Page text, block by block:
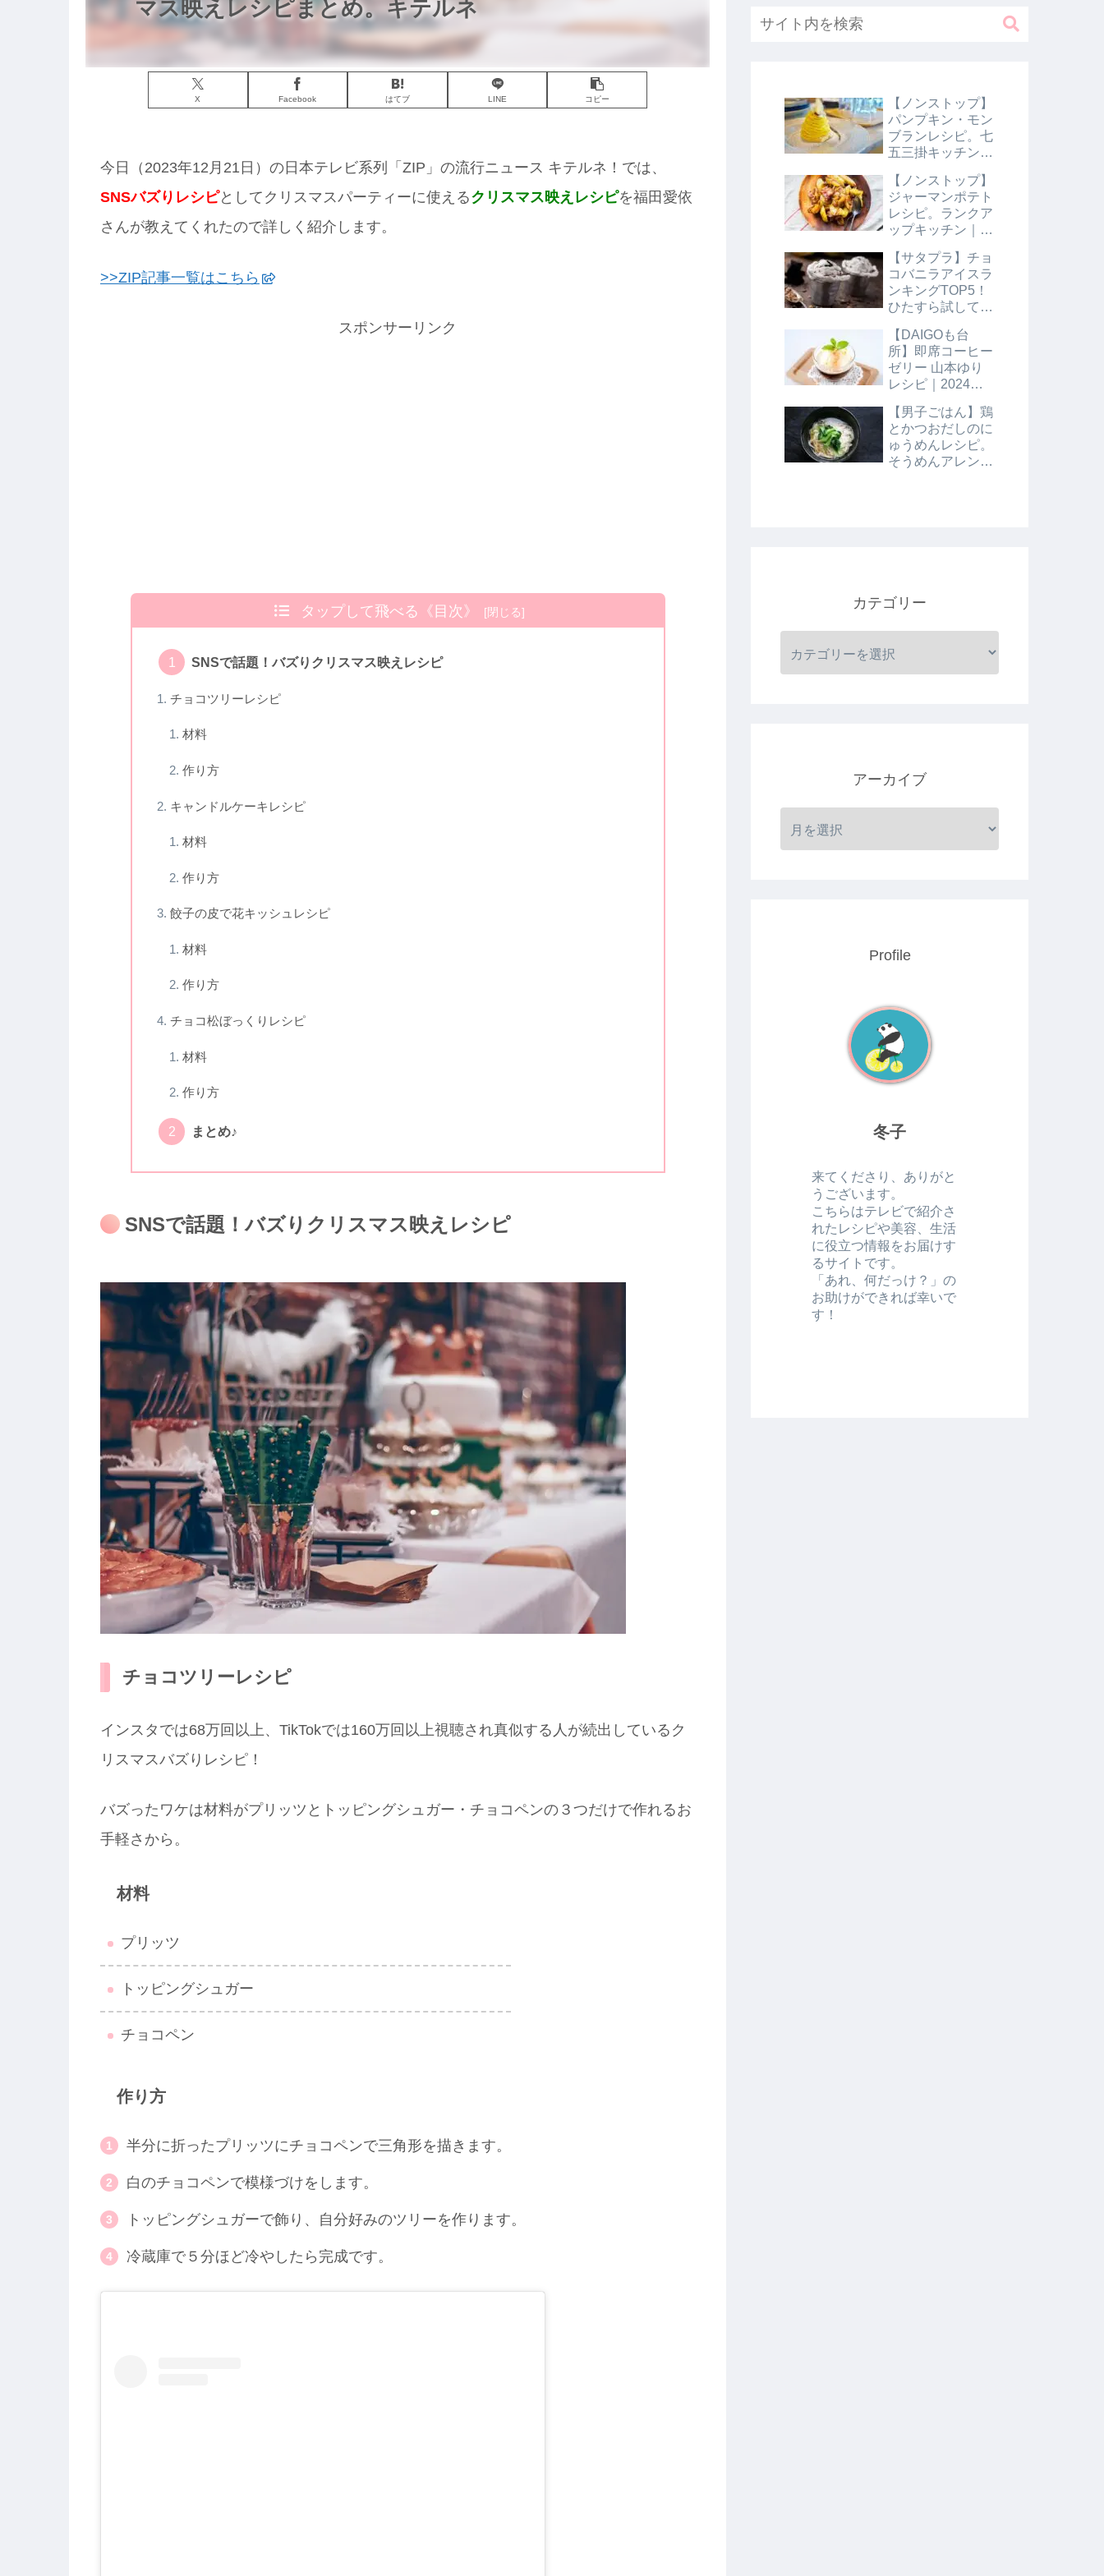
マス映えレシピまとめ。キテルネ
X Facebook はてブ LINE コピー
今日（2023年12月21日）の日本テレビ系列「ZIP」の流行ニュース キテルネ！では、
SNSバズりレシピとしてクリスマスパーティーに使えるクリスマス映えレシピを福田愛依
さんが教えてくれたので詳しく紹介します。
>>ZIP記事一覧はこちら
スポンサーリンク
タップして飛べる《目次》
SNSで話題！バズりクリスマス映えレシピ
チョコツリーレシピ
材料
作り方
キャンドルケーキレシピ
材料
作り方
餃子の皮で花キッシュレシピ
材料
作り方
チョコ松ぼっくりレシピ
材料
作り方
まとめ♪
SNSで話題！バズりクリスマス映えレシピ
チョコツリーレシピ
インスタでは68万回以上、TikTokでは160万回以上視聴され真似する人が続出しているク
リスマスバズりレシピ！
バズったワケは材料がプリッツとトッピングシュガー・チョコペンの３つだけで作れるお
手軽さから。
材料
プリッツ
トッピングシュガー
チョコペン
作り方
半分に折ったプリッツにチョコペンで三角形を描きます。
白のチョコペンで模様づけをします。
トッピングシュガーで飾り、自分好みのツリーを作ります。
冷蔵庫で５分ほど冷やしたら完成です。
【ノンストップ】
パンプキン・モン
ブランレシピ。七
五三掛キッチン｜
【ノンストップ】
ジャーマンポテト
レシピ。ランクア
ップキッチン｜10
【サタプラ】チョ
コバニラアイスラ
ンキングTOP5！
ひたすら試してラ
日【サタデープラ
ス】
【DAIGOも台
所】即席コーヒー
ゼリー 山本ゆり
レシピ｜2024年8
【男子ごはん】鶏
とかつおだしのに
ゅうめんレシピ。
そうめんアレンジ
カテゴリー
アーカイブ
Profile
冬子
来てくださり、ありがと
うございます。
こちらはテレビで紹介さ
れたレシピや美容、生活
に役立つ情報をお届けす
るサイトです。
「あれ、何だっけ？」の
お助けができれば幸いで
す！